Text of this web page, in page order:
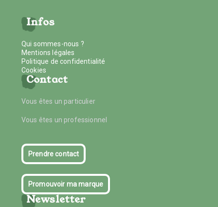
Infos
Qui sommes-nous ?
Mentions légales
Politique de confidentialité
Cookies
Contact
Vous êtes un particulier
Vous êtes un professionnel
Prendre contact
Promouvoir ma marque
Newsletter